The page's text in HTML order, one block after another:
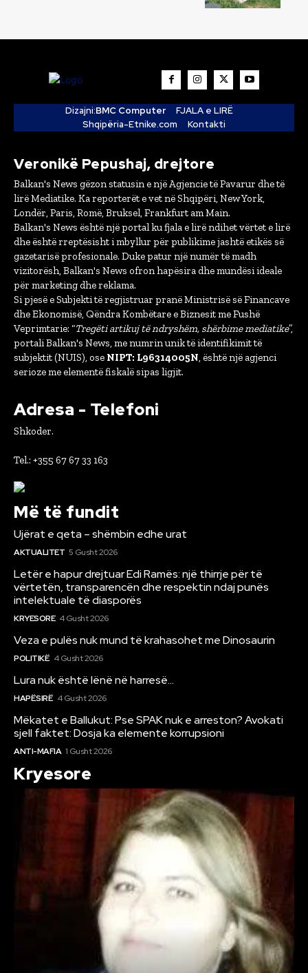
Dizajni:BMC Computer
FJALA e LIRË
Shqipëria-Etnike.com
Kontakti
Veronikë Pepushaj, drejtore
Balkan's News gëzon statusin e një Agjencie të Pavarur dhe të
lirë Mediatike. Ka reporterët e vet në Shqipëri, New York,
Londër, Paris, Romë, Bruksel, Frankfurt am Main.
Balkan's News është një portal ku fjala e lirë ndihet vërtet e lirë
dhe është rreptësisht i mbyllur për publikime jashtë etikës së
gazetarisë profesionale. Duke patur një numër të madh
vizitorësh, Balkan's News ofron hapësira dhe mundësi ideale
për marketing dhe reklama.
Si pjesë e Subjekti të regjistruar pranë Ministrisë së Financave
dhe Ekonomisë, Qëndra Kombëtare e Biznesit me Fushë
Veprimtarie: “Tregëti artikuj të ndryshëm, shërbime mediatike”,
portali Balkan's News, me numrin unik të identifikimit të
subjektit (NUIS), ose NIPT: L96314005N, është një agjenci
serioze me elementë fiskalë sipas ligjit.
Adresa - Telefoni
Shkoder.
Tel.: +355 67 67 33 163
Më të fundit
Ujërat e qeta – shëmbin edhe urat
AKTUALITET 5 Gusht 2026
Letër e hapur drejtuar Edi Ramës: një thirrje për të
vërtetën, transparencën dhe respektin ndaj punës
intelektuale të diasporës
KRYESORE 4 Gusht 2026
Veza e pulës nuk mund të krahasohet me Dinosaurin
POLITIKË 4 Gusht 2026
Lura nuk është lënë në harresë…
HAPËSIRË 4 Gusht 2026
Mëkatet e Ballukut: Pse SPAK nuk e arreston? Avokati
sjell faktet: Dosja ka elemente korrupsioni
ANTI-MAFIA 1 Gusht 2026
Kryesore